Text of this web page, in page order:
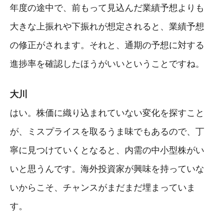
年度の途中で、前もって見込んだ業績予想よりも
大きな上振れや下振れが想定されると、業績予想
の修正がされます。それと、通期の予想に対する
進捗率を確認したほうがいいということですね。
大川
はい。株価に織り込まれていない変化を探すこと
が、ミスプライスを取るうま味でもあるので、丁
寧に見つけていくとなると、内需の中小型株がい
いと思うんです。海外投資家が興味を持っていな
いからこそ、チャンスがまだまだ埋まっていま
す。